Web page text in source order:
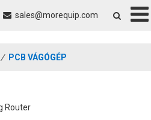
sales@morequip.com
/ PCB VÁGÓGÉP